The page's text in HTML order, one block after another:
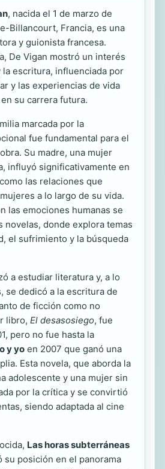
, nacida el 1 de marzo de
Billancourt, Francia, es una
y guionista francesa.
De Vigan mostró un interés
escritura, influenciada por
y las experiencias de vida
su carrera futura.
marcada por la
fue fundamental para el
Su madre, una mujer
influyó significativamente en
las relaciones que
a lo largo de su vida.
las emociones humanas se
novelas, donde explora temas
el sufrimiento y la búsqueda
a estudiar literatura y, a lo
se dedicó a la escritura de
de ficción como no
libro, El desasosiego, fue
pero no fue hasta la
y yo en 2007 que ganó una
Esta novela, que aborda la
adolescente y una mujer sin
por la crítica y se convirtió
siendo adaptada al cine
Las horas subterráneas
su posición en el panorama